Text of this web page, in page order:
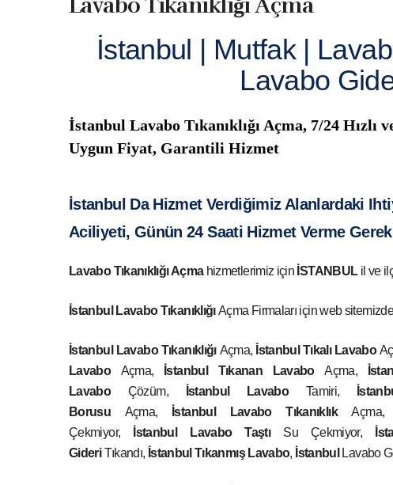
Lavabo Tıkanıklığı Açma
İstanbul | Mutfak |
Lavabo
İstanbul Lavabo Tıkanıklığı Açma, 7/24 Hızlı
Uygun Fiyat, Garantili Hizmet
İstanbul Da Hizmet Verdiğimiz Alanlardaki
Aciliyeti, Günün 24 Saati Hizmet Verme
Lavabo Tıkanıklığı Açmahizmetlerimiz için İSTANBULil ve
İstanbul Lavabo TıkanıklığıAçma Firmaları için web
İstanbul Lavabo TıkanıklığıAçma, İstanbul Tıkalı Lavabo
LavaboAçma, İstanbul Tıkanan LavaboAçma,
LavaboÇözüm, İstanbul LavaboTamiri,
Borusu Açma, İstanbul Lavabo TıkanıklıkAçma,
Çekmiyor, İstanbul Lavabo TaştıSu Çekmiyor,
GideriTıkandı, İstanbulTıkanmış Lavabo, İstanbul Lavabo